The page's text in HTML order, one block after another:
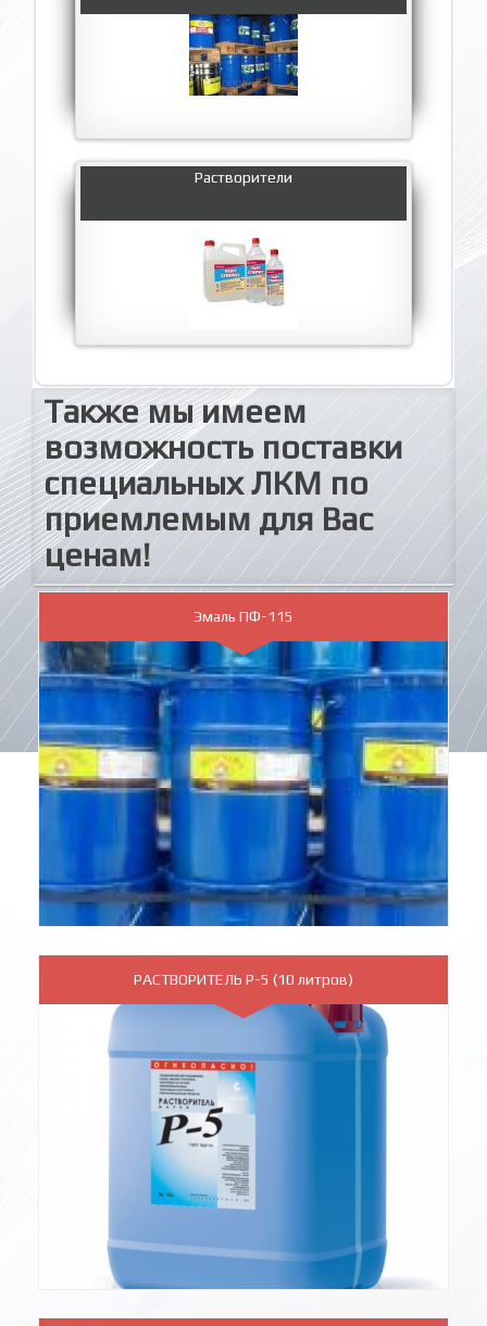
Растворители
Также мы имеем
возможность поставки
специальных ЛКМ по
приемлемым для Вас
ценам!
Эмаль ПФ-115
РАСТВОРИТЕЛЬ Р-5 (10 литров)